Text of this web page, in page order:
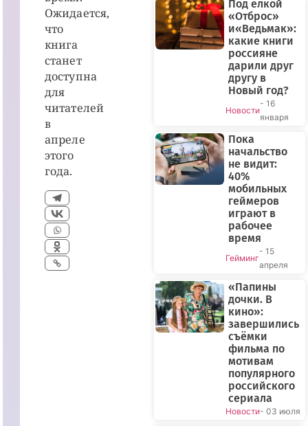
Ожидается,
что
книга
станет
доступна
для
читателей
в
апреле
этого
года.
ПРЯМОЙ
Под ёлкой
«Отброс»
и«Ведьмак»:
какие книги
россияне
дарили друг
другу в
Новый год?
Новости
- 16
января
Пока
начальство
не видит:
40%
мобильных
геймеров
играют в
рабочее
время
Гейминг
- 15
апреля
«Папины
дочки. В
кино»:
завершились
съёмки
фильма по
мотивам
популярного
российского
сериала
Новости- 03 июля